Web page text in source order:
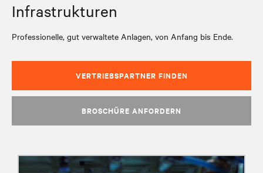
Infrastrukturen
Professionelle, gut verwaltete Anlagen, von Anfang bis Ende.
VERTRIEBSPARTNER FINDEN
BROSCHÜRE ANFORDERN